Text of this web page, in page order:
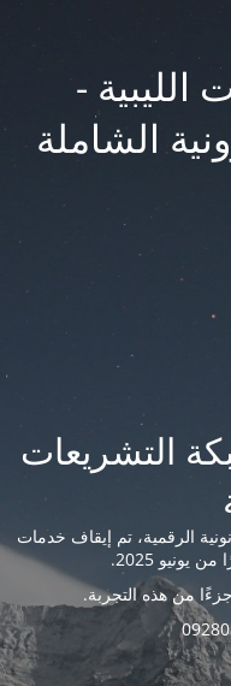
الليبية -
الشاملة
التشريعات
الرقمية، تم إيقاف خدمات
يونيو 2025.
من هذه التجربة.